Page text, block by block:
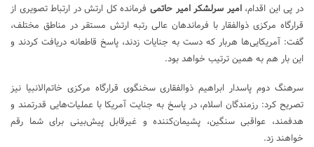
در پی این اقدام،امیر سرلشکر امیر حاتمی فرمانده کل ارتش در ارتباط تصویری از
قرارگاه مرکزی ذوالفقار با فرماندهان عالی رتبه ارتش مستقر در مناطق مختلف،
گفت: آمریکایی‌ها هربار که دست به جنایات زدند، پاسخ قاطعانه دریافت کردند و
این بار هم به همین ترتیب خواهد بود.
سرهنگ دوم پاسدار ابراهیم ذوالفقاری سخنگوی قرارگاه مرکزی خاتم‌الانبیا نیز
تصریح کرد: رزمندگان اسلام، در پاسخ به جنایت آمریکا با عملیات‌هایی قدرتمند و
هدفمند، عواقبی سنگین، پشیمان‌کننده و غیرقابل پیش‌بینی برای شما رقم
خواهند زد.